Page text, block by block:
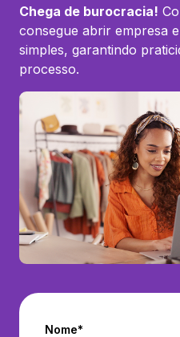
Chega de burocracia!
consegue abrir empresa
simples, garantindo
processo.
Nome*